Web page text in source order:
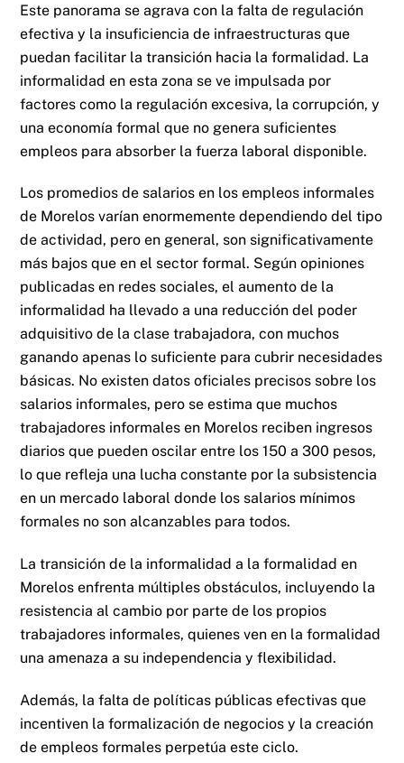
Este panorama se agrava con la falta de regulación
efectiva y la insuficiencia de infraestructuras que
puedan facilitar la transición hacia la formalidad. La
informalidad en esta zona se ve impulsada por
factores como la regulación excesiva, la corrupción, y
una economía formal que no genera suficientes
empleos para absorber la fuerza laboral disponible.
Los promedios de salarios en los empleos informales
de Morelos varían enormemente dependiendo del tipo
de actividad, pero en general, son significativamente
más bajos que en el sector formal. Según opiniones
publicadas en redes sociales, el aumento de la
informalidad ha llevado a una reducción del poder
adquisitivo de la clase trabajadora, con muchos
ganando apenas lo suficiente para cubrir necesidades
básicas. No existen datos oficiales precisos sobre los
salarios informales, pero se estima que muchos
trabajadores informales en Morelos reciben ingresos
diarios que pueden oscilar entre los 150 a 300 pesos,
lo que refleja una lucha constante por la subsistencia
en un mercado laboral donde los salarios mínimos
formales no son alcanzables para todos.
La transición de la informalidad a la formalidad en
Morelos enfrenta múltiples obstáculos, incluyendo la
resistencia al cambio por parte de los propios
trabajadores informales, quienes ven en la formalidad
una amenaza a su independencia y flexibilidad.
Además, la falta de políticas públicas efectivas que
incentiven la formalización de negocios y la creación
de empleos formales perpetúa este ciclo.